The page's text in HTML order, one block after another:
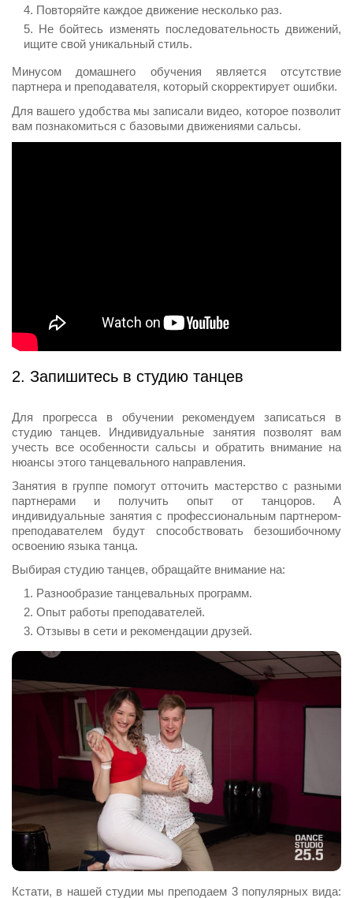
Повторяйте каждое движение несколько раз.
Не бойтесь изменять последовательность движений,
ищите свой уникальный стиль.
Минусом домашнего обучения является отсутствие
партнера и преподавателя, который скорректирует ошибки.
Для вашего удобства мы записали видео, которое позволит
вам познакомиться с базовыми движениями сальсы.
2. Запишитесь в студию танцев
Для прогресса в обучении рекомендуем записаться в
студию танцев. Индивидуальные занятия позволят вам
учесть все особенности сальсы и обратить внимание на
нюансы этого танцевального направления.
Занятия в группе помогут отточить мастерство с разными
партнерами и получить опыт от танцоров. А
индивидуальные занятия с профессиональным партнером-
преподавателем будут способствовать безошибочному
освоению языка танца.
Выбирая студию танцев, обращайте внимание на:
Разнообразие танцевальных программ.
Опыт работы преподавателей.
Отзывы в сети и рекомендации друзей.
Кстати, в нашей студии мы преподаем 3 популярных вида: